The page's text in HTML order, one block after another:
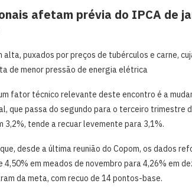
afetam prévia do IPCA de
alta, puxados por preços de tubérculos e carne,
de menor pressão de energia elétrica
fator técnico relevante deste encontro é a
que passa do segundo para o terceiro trimestre
3,2%, tende a recuar levemente para 3,1%.
desde a última reunião do Copom, os dados
4,50% em meados de novembro para 4,26% em
da meta, com recuo de 14 pontos-base.